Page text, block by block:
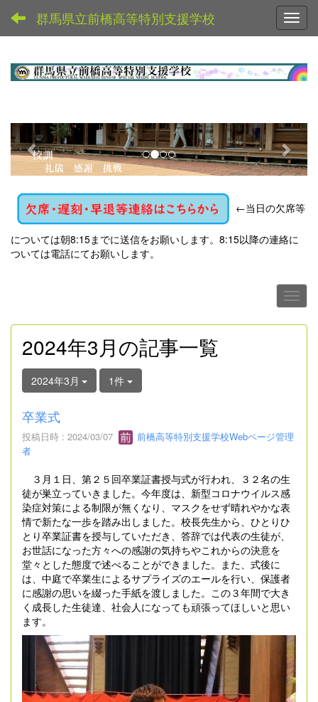
群馬県立前橋高等特別支援学校
p
r
e
v
i
o
u
n
e
x
←当日の欠席等
については朝8:15までに送信をお願いします。8:15以降の連絡に
ついては電話にてお願いします。
2024年3月の記事一覧
2024年3月 1件
卒業式
投稿日時 : 2024/03/07
前橋高等特別支援学校Webページ管理
者
３月１日、第２５回卒業証書授与式が行われ、３２名の生
徒が巣立っていきました。今年度は、新型コロナウイルス感
染症対策による制限が無くなり、マスクをせず晴れやかな表
情で新たな一歩を踏み出しました。校長先生から、ひとりひ
とり卒業証書を授与していただき、答辞では代表の生徒が、
お世話になった方々への感謝の気持ちやこれからの決意を
堂々とした態度で述べることができました。また、式後に
は、中庭で卒業生によるサプライズのエールを行い、保護者
に感謝の思いを綴った手紙を渡しました。この３年間で大き
く成長した生徒達、社会人になっても頑張ってほしいと思い
ます。